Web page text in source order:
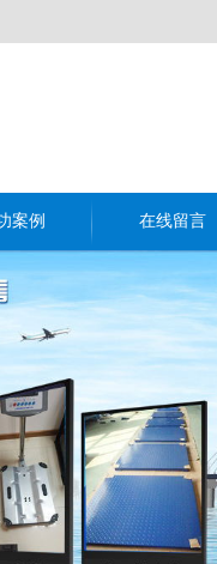
案例 在线留言